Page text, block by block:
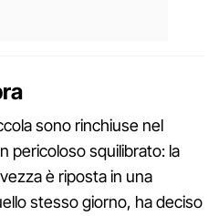
sono rinchiuse nel
pericoloso squilibrato: la
è riposta in una
stesso giorno, ha deciso